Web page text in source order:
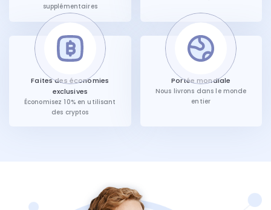
supplémentaires
Faites des économies
exclusives
Économisez 10% en utilisant
des cryptos
Portée mondiale
Nous livrons dans le monde
entier